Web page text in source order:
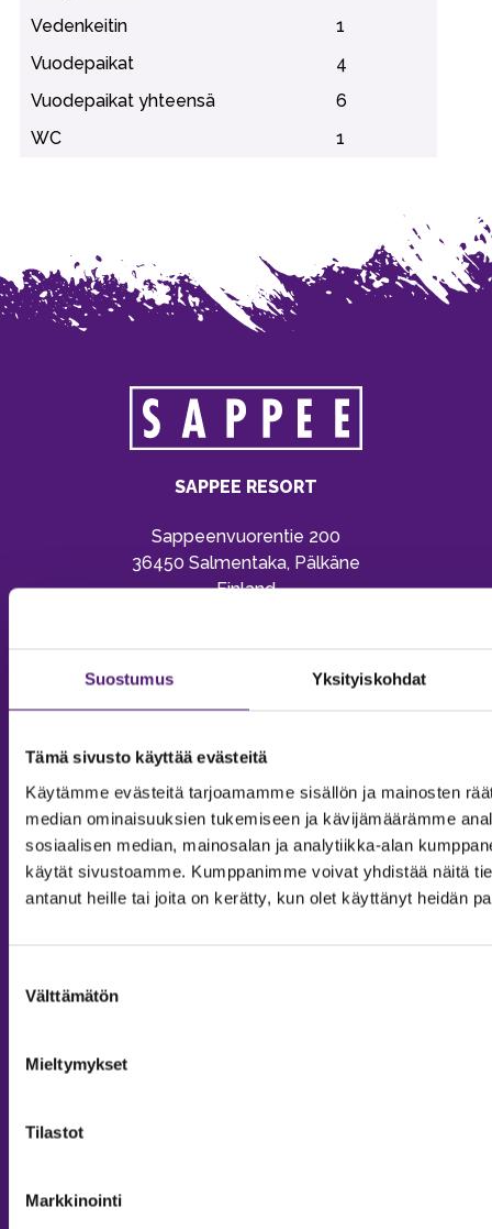
Suostumus Yksityiskohdat
Tämä sivusto käyttää evästeitä
Käytämme evästeitä tarjoamamme sisällön ja mainosten
median ominaisuuksien tukemiseen ja kävijämäärämme
sosiaalisen median, mainosalan ja analytiikka-alan
käytät sivustoamme. Kumppanimme voivat yhdistää näitä
antanut heille tai joita on kerätty, kun olet käyttänyt heidän
valinta
Välttämätön
Mieltymykset
Tilastot
Markkinointi
Vedenkeitin
1
Vuodepaikat
4
Vuodepaikat yhteensä
6
WC
1
SAPPEE RESORT
Sappeenvuorentie 200
36450 Salmentaka, Pälkäne
Finland
Puh:
020 755 9970